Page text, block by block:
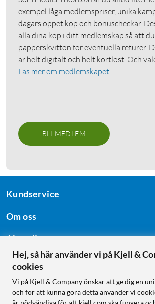
exempel låga medlemspriser, unika
dagars öppet köp och bonuscheckar.
alla dina köp i ditt medlemskap så att
papperskvitton för eventuella returer.
är helt digitalt och helt kortlöst. Och
Läs mer om medlemskapet
BLI MEDLEM
Kundservice
Om oss
Aktuellt
Följ oss
Hej, så här använder vi på Kjell &
cookies
Vi på Kjell & Company önskar att ge dig en
och för att kunna göra detta använder vi